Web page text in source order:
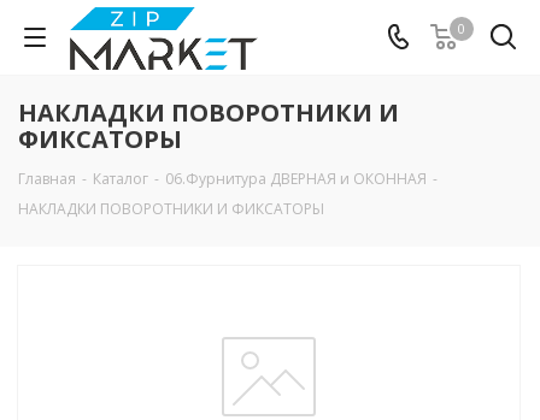
0
НАКЛАДКИ ПОВОРОТНИКИ И
ФИКСАТОРЫ
Главная - Каталог - 06.Фурнитура ДВЕРНАЯ и ОКОННАЯ -
НАКЛАДКИ ПОВОРОТНИКИ И ФИКСАТОРЫ